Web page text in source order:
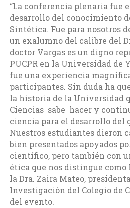
“La conferencia plenaria fue
desarrollo del conocimiento
Sintética. Fue para nosotros
un exalumno del calibre del
doctor Vargas es un digno
PUCPR en la Universidad de
fue una experiencia
participantes. Sin duda ha
la historia de la Universidad
Ciencias sabe hacer y
ciencia para el desarrollo del
Nuestros estudiantes dieron
bien presentados apoyados
científico, pero también con
ética que nos distingue
la Dra. Zaira Mateo,
Investigación del Colegio de
del evento.